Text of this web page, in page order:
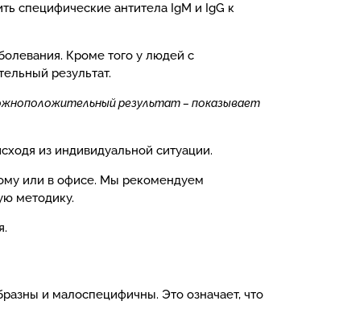
специфические антитела IgM и IgG к
Кроме того у людей с
результат.
результат – показывает
из индивидуальной ситуации.
или в офисе. Мы рекомендуем
методику.
и малоспецифичны. Это означает, что